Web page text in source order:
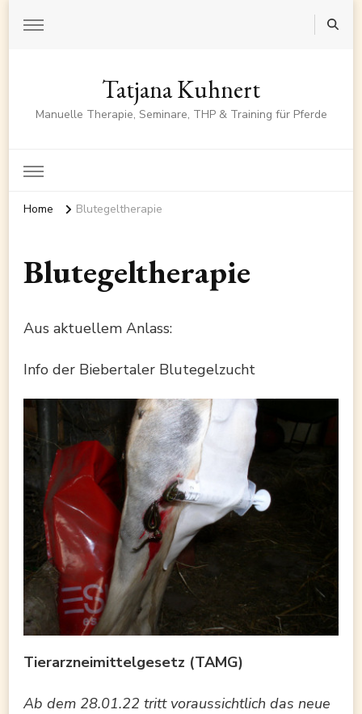
Tatjana Kuhnert
Manuelle Therapie, Seminare, THP & Training für Pferde
Home Blutegeltherapie
Blutegeltherapie
Aus aktuellem Anlass:
Info der Biebertaler Blutegelzucht
Tierarzneimittelgesetz (TAMG)
Ab dem 28.01.22 tritt voraussichtlich das neue